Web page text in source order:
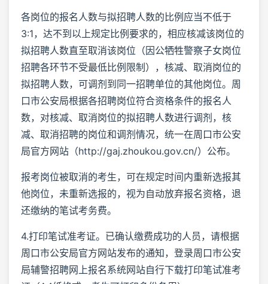
各岗位的报名人数与拟招聘人数的比例应当不低于
3:1，达不到以上规定比例要求的，相应核减该岗位的
拟招聘人数直至取消该岗位（因公牺牲警察子女岗位
招聘各环节不受最低比例限制），核减、取消岗位的
拟招聘人数，可调剂到同一招聘单位的其他岗位。周
口市公安局根据各招聘岗位符合资格条件的报名人
数，对核减、取消岗位的拟招聘人数进行调剂，核
减、取消招聘的岗位和调剂情况，统一在周口市公安
局官方网站（http://gaj.zhoukou.gov.cn/）公布。
报考岗位被取消的考生，可在规定时间内重新选报其
他岗位，未重新选报的，视为自动放弃报名资格，退
还缴纳的笔试考务费。
4.打印笔试准考证。已确认缴费成功的人员，请根据
周口市公安局官方网站发布的通知，登录周口市公安
局辅警招聘网上报名系统网站自行下载打印笔试准考